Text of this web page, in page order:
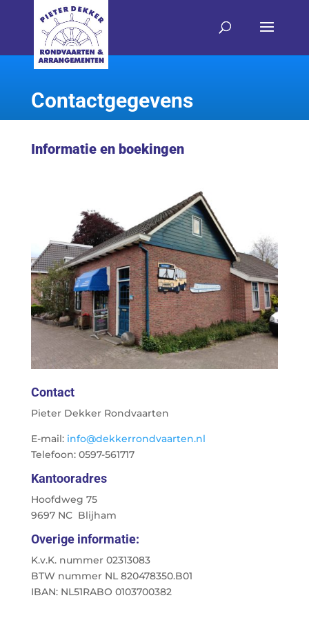
Contactgegevens
Informatie en boekingen
Contact
Pieter Dekker Rondvaarten
E-mail: info@dekkerrondvaarten.nl
Telefoon: 0597-561717
Kantooradres
Hoofdweg 75
9697 NC Blijham
Overige informatie:
K.v.K. nummer 02313083
BTW nummer NL 820478350.B01
IBAN: NL51RABO 0103700382